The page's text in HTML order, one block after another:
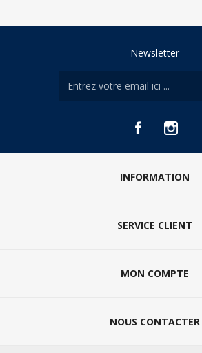
Newsletter
INFORMATION
SERVICE CLIENT
MON COMPTE
NOUS CONTACTER